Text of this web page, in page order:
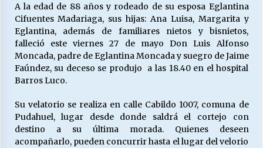
S.O.S. a los ricos, Save Our Souls (Salvar
Nuestras Almas)
30/04/2026
¿Asesores con doble sueldo?
Chile y sus segmentos de la riqueza
06/04/2026
A la edad de 88 años y rodeado de su esposa Eglantina
Cifuentes Madariaga, sus hijas: Ana Luisa, Margarita y
Eglantina, además de familiares nietos y bisnietos,
falleció este viernes 27 de mayo Don Luis Alfonso
Moncada, padre de Eglantina Moncada y suegro de Jaime
Faúndez, su deceso se produjo a las 18.40 en el hospital
Barros Luco.
Su velatorio se realiza en calle Cabildo 1007, comuna de
Pudahuel, lugar desde donde saldrá el cortejo con
destino a su última morada. Quienes deseen
acompañarlo, pueden concurrir hasta el lugar del velorio